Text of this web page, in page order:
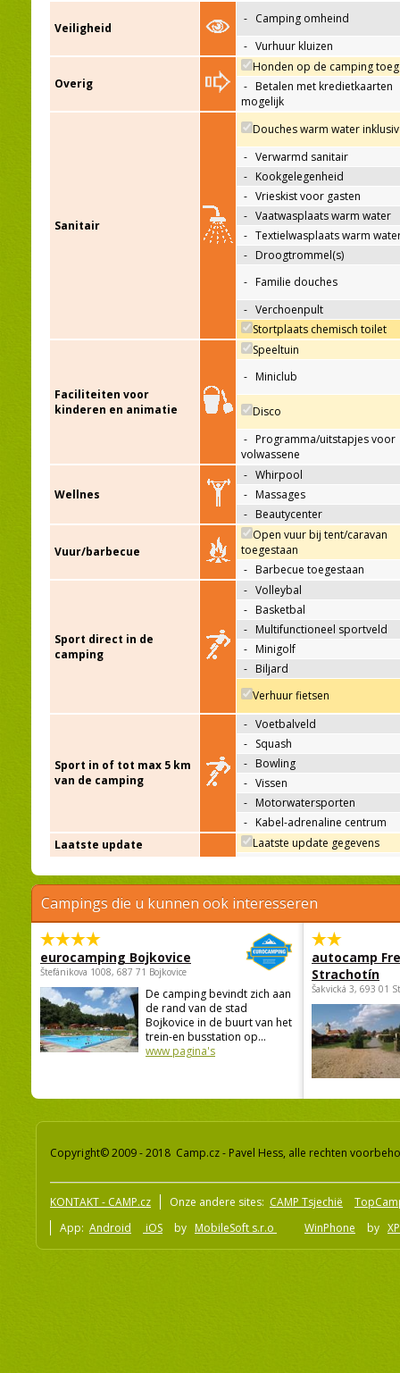
Veiligheid
- Camping omheind
- Vurhuur kluizen
Overig
Honden op de camping
- Betalen met kredietkaarten
mogelijk
Sanitair
Douches warm water
- Verwarmd sanitair
- Kookgelegenheid
- Vrieskist voor gasten
- Vaatwasplaats warm water
- Textielwasplaats warm
- Droogtrommel(s)
- Familie douches
- Verchoenpult
Stortplaats chemisch toilet
Faciliteiten voor
kinderen en animatie
Speeltuin
- Miniclub
Disco
- Programma/uitstapjes voor
volwassene
Wellnes
- Whirpool
- Massages
- Beautycenter
Vuur/barbecue
Open vuur bij tent/caravan
toegestaan
- Barbecue toegestaan
Sport direct in de
camping
- Volleybal
- Basketbal
- Multifunctioneel sportveld
- Minigolf
- Biljard
Verhuur fietsen
Sport in of tot max 5 km
van de camping
- Voetbalveld
- Squash
- Bowling
- Vissen
- Motorwatersporten
- Kabel-adrenaline centrum
Laatste update
Laatste update gegevens
Campings die u kunnen ook interesseren
eurocamping Bojkovice
Štefánikova 1008, 687 71 Bojkovice
De camping bevindt zich aan
de rand van de stad
Bojkovice in de buurt van het
trein-en busstation op...
www pagina's
autocamp
Strachotín
Šakvická 3, 693 01
Copyright© 2009 - 2018 Camp.cz - Pavel Hess, alle rechten
KONTAKT - CAMP.cz Onze andere sites: CAMP Tsjechië
App: Android iOS by MobileSoft s.r.o WinPhone by